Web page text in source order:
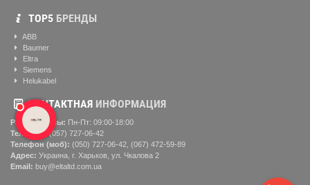
ТОР5 БРЕНДЫ
ABB
Baumer
Eltra
Siemens
Helukabel
КОНТАКТНАЯ ИНФОРМАЦИЯ
Рабочие часы: Пн-Пт: 09:00-18:00
Телефон: (057) ‎727-06-42
Телефон (моб): (050) 727-06-42, (067) 472-59-89
Адрес: Украина, г. Харьков, ул. Чкалова 2
Email: buy@eltaltd.com.ua